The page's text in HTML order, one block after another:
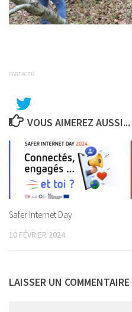
PARTAGER
VOUS AIMEREZ AUSSI...
Safer Internet Day
10 FÉVRIER 2024
LAISSER UN COMMENTAIRE